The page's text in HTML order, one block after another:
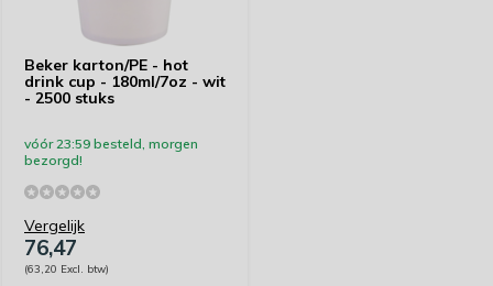
Beker karton/PE - hot
drink cup - 180ml/7oz - wit
- 2500 stuks
vóór 23:59 besteld, morgen
bezorgd!
Vergelijk
76,47
(63,20 Excl. btw)